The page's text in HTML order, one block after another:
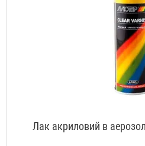
Лак акриловий в